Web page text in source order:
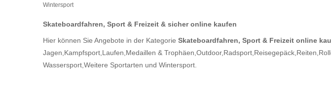
Wintersport
Skateboardfahren, Sport & Freizeit & sicher online kaufen
Hier können Sie Angebote in der Kategorie Skateboardfahren, Sport & Freizeit online
Jagen, Kampfsport, Laufen, Medaillen & Trophäen, Outdoor, Radsport, Reisegepäck, Reiten,
Wassersport, Weitere Sportarten und Wintersport.